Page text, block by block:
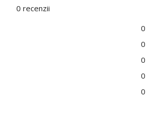
0 recenzii
0
0
0
0
0